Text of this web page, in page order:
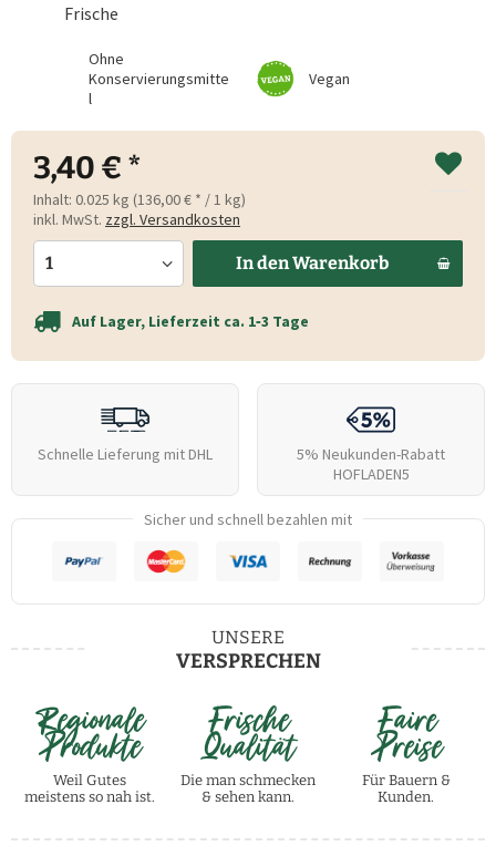
Frische
Ohne
Konservierungsmitte
l
Vegan
3,40 € *
Inhalt: 0.025 kg (136,00 € * / 1 kg)
inkl. MwSt. zzgl. Versandkosten
In denWarenkorb
Auf Lager, Lieferzeit ca. 1‑3 Tage
Schnelle Lieferung mit DHL
5% Neukunden-Rabatt
HOFLADEN5
Sicher und schnell bezahlen mit
UNSERE
VERSPRECHEN
Regionale
Produkte
Weil Gutes
meistens so nah ist.
Frische
Qualität
Die man schmecken
& sehen kann.
Faire
Preise
Für Bauern &
Kunden.